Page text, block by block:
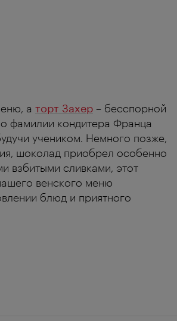
а торт Захер – бесспорной
фамилии кондитера Франца
учеником. Немного позже,
шоколад приобрел особенно
взбитыми сливками, этот
венского меню
блюд и приятного